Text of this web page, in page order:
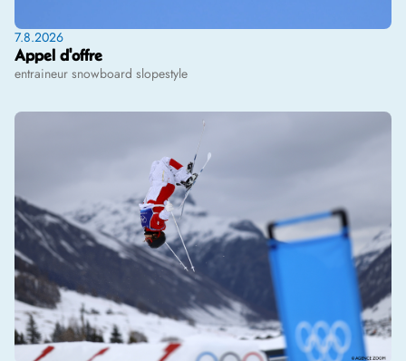
7.8.2026
Appel d'offre
entraineur snowboard slopestyle